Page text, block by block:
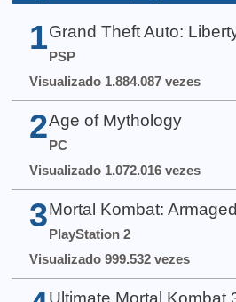
1 Grand Theft Auto:
PSP
Visualizado 1.884.087 vezes
2 Age of Mythology
PC
Visualizado 1.072.016 vezes
3 Mortal Kombat:
PlayStation 2
Visualizado 999.532 vezes
Ultimate Mortal Kombat